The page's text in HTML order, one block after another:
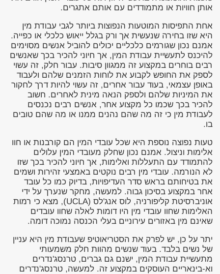
אותן חוויות או מתמודדים עם אותם אתגרים.
אחת התפיסות המוטעות הנפוצות ביותר לגבי עבודת מין
היא שזו בחירה שנעשית אך ורק בגלל ייאוש כלכלי או כפייה.
אמנם נכון שגורמים כלכליים יכולים להוביל אנשים מסוימים
להיכנס לתעשיית עבודת המין, אך חיוני להכיר בכך שאנשים
רבים בוחרים במקצוע זה ממגוון סיבות. עבור חלק, זה עשוי
לספק את החופש לקבוע את לוחות הזמנים שלהם ולעבוד
באופן עצמאי, בעוד עבור אחרים, זה עשוי להיות דרך לחקור
את המיניות שלהם ולספק הנאה מינית לאחרים. חשוב
להכיר בכך שכמו כל מקצוע אחר, אנשים רבים נכנסים
לעבודת מין כי זה מה שהם נהנים ממנו או מה שהם טובים
בו.
טעות נפוצה נוספת היא שכל עובדי המין הם קורבנות או חוו
אלימות וניצול. אמנם נכון שחלק מעובדי המין עלולים
להתמודד עם התעללות ואלימות, אך חיוני להכיר בכך שזו
לא הנורמה. עובדי מין רבים נוקטים באמצעי זהירות ושמים
את בטיחותם בראש סדר העדיפויות, בדיוק כמו כל עובד
אחר במקצוע בסיכון גבוה. למעשה, מחקר שנערך על ידי
אוניברסיטת קליפורניה, לוס אנג'לס (UCLA), מצא כי רמות
האלימות שחוו עובדי מין היו דומות לאלה שחוו עובדים
שאינם מין באזורים עירוניים בעלי הכנסה נמוכה דומה.
יתר על כן, יש לפרק את הסטריאוטיפ שעבודת מין היא עניין
של נשים בלבד. בעוד שנשים מהוות חלק משמעותי
מתעשיית עבודת המין, ישנם גם גברים, טרנסג'נדרים
וא-בינאריים העוסקים במקצוע זה. למעשה, טרנסג'נדרים